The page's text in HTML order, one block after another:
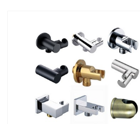
CONTROLE
encontrar válvulas de controle
em uma empresa que
segurança, enc...